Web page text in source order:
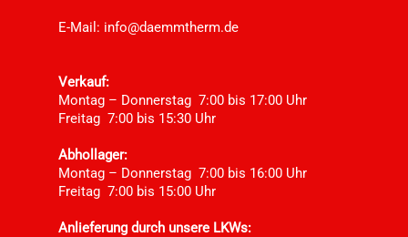
E-Mail: info@daemmtherm.de
Verkauf:
Montag – Donnerstag 7:00 bis 17:00 Uhr
Freitag 7:00 bis 15:30 Uhr
Abhollager:
Montag – Donnerstag 7:00 bis 16:00 Uhr
Freitag 7:00 bis 15:00 Uhr
Anlieferung durch unsere LKWs: